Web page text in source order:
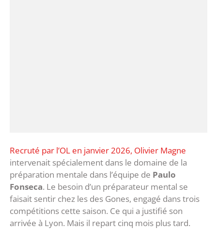
Recruté par l’OL en janvier 2026, Olivier Magne
intervenait spécialement dans le domaine de la
préparation mentale dans l’équipe de Paulo
Fonseca. Le besoin d’un préparateur mental se
faisait sentir chez les des Gones, engagé dans trois
compétitions cette saison. Ce qui a justifié son
arrivée à Lyon. Mais il repart cinq mois plus tard.